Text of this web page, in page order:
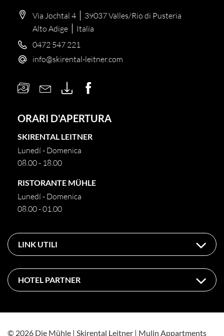
Via Jochtal 4
39037 Valles/Rio di Pusteria
Alto Adige
Italia
0472 547 221
info@skirental-leitner.com
ORARI D'APERTURA
SKIRENTAL LEITNER
Lunedí - Domenica
08.00 - 18.00
RISTORANTE MÜHLE
Lunedí - Domenica
08.00 - 01.00
LINK UTILI
HOTEL PARTNER
© 2026 Die Mühle | Skirental Leitner | Mulin Appartments